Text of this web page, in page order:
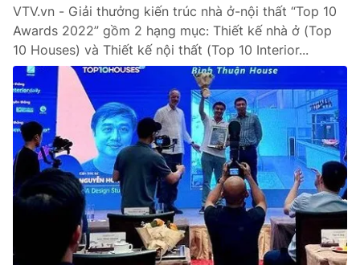
VTV.vn - Giải thưởng kiến trúc nhà ở-nội thất “Top 10
Awards 2022” gồm 2 hạng mục: Thiết kế nhà ở (Top
10 Houses) và Thiết kế nội thất (Top 10 Interior...